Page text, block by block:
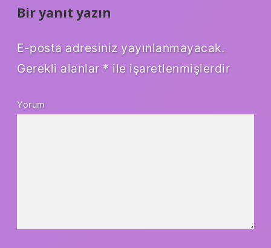
Bir yanıt yazın
E-posta adresiniz yayınlanmayacak.
Gerekli alanlar * ile işaretlenmişlerdir
Yorum